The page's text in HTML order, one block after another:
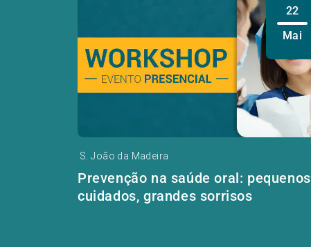
22
Mai
S. João da Madeira
Prevenção na saúde oral: pequenos
cuidados, grandes sorrisos